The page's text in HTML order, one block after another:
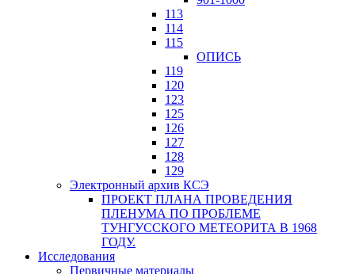
113
114
115
ОПИСЬ
119
120
123
125
126
127
128
129
Электронный архив КСЭ
ПРОЕКТ ПЛАНА ПРОВЕДЕНИЯ
ПЛЕНУМА ПО ПРОБЛЕМЕ
ТУНГУССКОГО МЕТЕОРИТА В 1968
ГОДУ.
Исследования
Первичные материалы